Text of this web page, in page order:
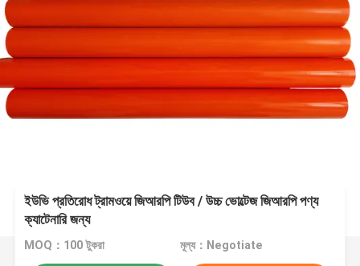
ইউভি প্রতিরোধ ট্রামওয়ে জিআরপি টিউব / উচ্চ ভোল্টেজ জিআরপি পণ্য
ক্যাটেনারি জন্য
MOQ：100 টুকরা মূল্য：Negotiate